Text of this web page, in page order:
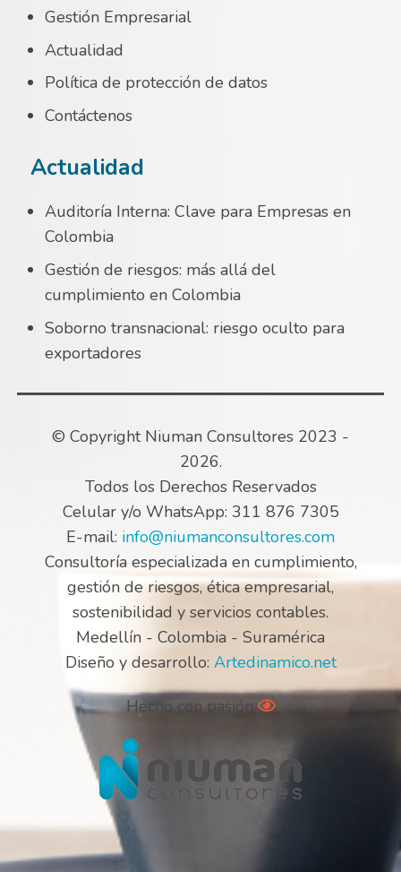
Gestión Empresarial
Actualidad
Política de protección de datos
Contáctenos
Actualidad
Auditoría Interna: Clave para Empresas en
Colombia
Gestión de riesgos: más allá del
cumplimiento en Colombia
Soborno transnacional: riesgo oculto para
exportadores
© Copyright Niuman Consultores 2023 -
2026.
Todos los Derechos Reservados
Celular y/o WhatsApp: 311 876 7305
E-mail: info@niumanconsultores.com
Consultoría especializada en cumplimiento,
gestión de riesgos, ética empresarial,
sostenibilidad y servicios contables.
Medellín - Colombia - Suramérica
Diseño y desarrollo: Artedinamico.net
Hecho con pasión